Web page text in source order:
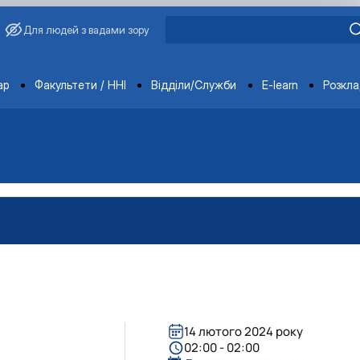
Для людей з вадами зору
Факультети / ННІ Відділи/Служби E-learn
14 лютого 2024 року
02:00 - 02:00